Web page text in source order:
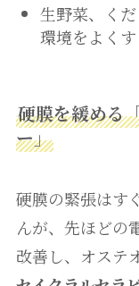
生野菜、く
環境をよくす
硬膜を緩める
ー」
硬膜の緊張はす
んが、先ほどの
改善し、オステ